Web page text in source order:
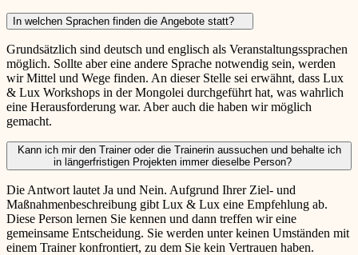
In welchen Sprachen finden die Angebote statt?
Grundsätzlich sind deutsch und englisch als Veranstaltungssprachen
möglich. Sollte aber eine andere Sprache notwendig sein, werden
wir Mittel und Wege finden. An dieser Stelle sei erwähnt, dass Lux
& Lux Workshops in der Mongolei durchgeführt hat, was wahrlich
eine Herausforderung war. Aber auch die haben wir möglich
gemacht.
Kann ich mir den Trainer oder die Trainerin aussuchen und behalte ich
in längerfristigen Projekten immer dieselbe Person?
Die Antwort lautet Ja und Nein. Aufgrund Ihrer Ziel- und
Maßnahmenbeschreibung gibt Lux & Lux eine Empfehlung ab.
Diese Person lernen Sie kennen und dann treffen wir eine
gemeinsame Entscheidung. Sie werden unter keinen Umständen mit
einem Trainer konfrontiert, zu dem Sie kein Vertrauen haben.